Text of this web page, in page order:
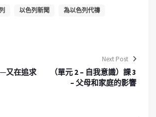
以色列新聞 為以色列代禱
又在追求
Next Post
（單元 2 – 自我意識）課 3
– 父母和家庭的影響